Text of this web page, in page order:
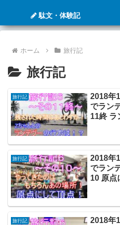
駄文・体験記
ホーム 旅行記
旅行記
旅行記
2018年
でラン
11終 ラ
旅行記
2018年
でラン
10 原点
旅行記
2018年